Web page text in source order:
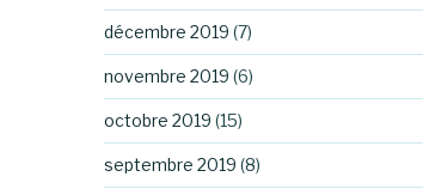
décembre 2019 (7)
novembre 2019 (6)
octobre 2019 (15)
septembre 2019 (8)